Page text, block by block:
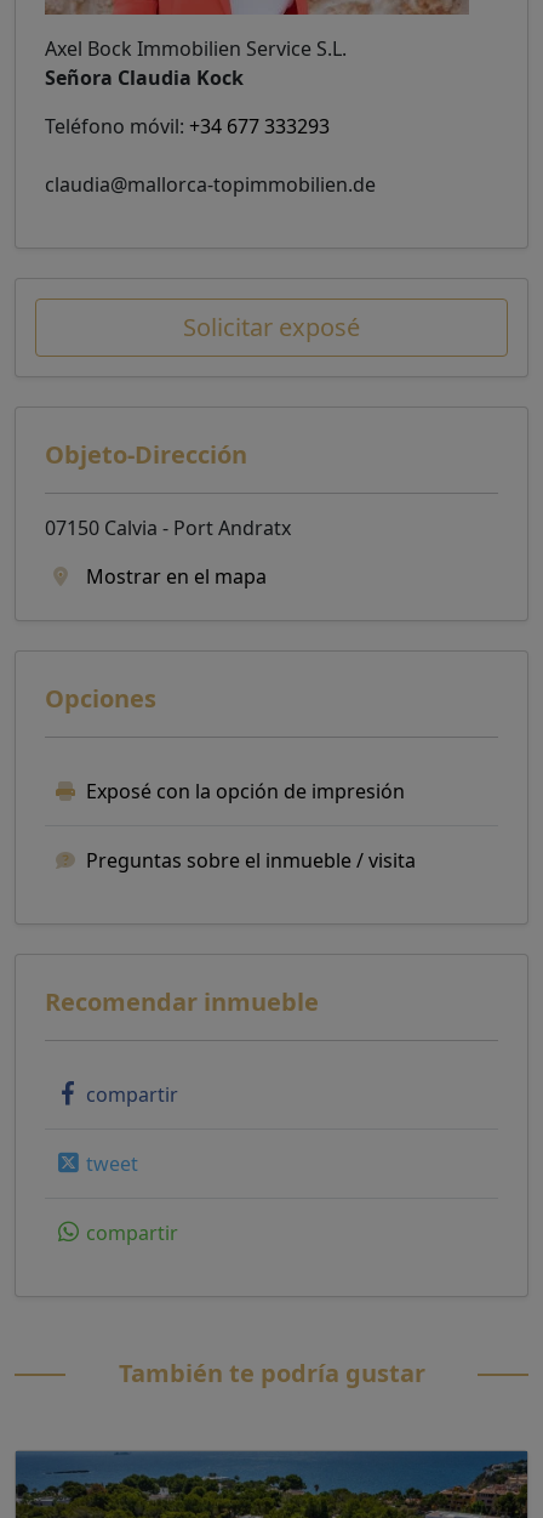
Axel Bock Immobilien Service S.L.
Señora Claudia Kock
Teléfono móvil: +34 677 333293
claudia@mallorca-topimmobilien.de
Solicitar exposé
Objeto-Dirección
07150 Calvia - Port Andratx
Mostrar en el mapa
Opciones
Exposé con la opción de impresión
Preguntas sobre el inmueble / visita
Recomendar inmueble
compartir
tweet
compartir
También te podría gustar